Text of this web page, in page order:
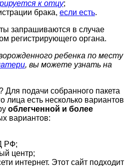
к отцу;
брака, если есть.
запрашиваются в случае
регистрирующего органа.
ребенка по месту
, вы можете узнать на
Для подачи собранного пакета
лица есть несколько вариантов
облегченной и более
вариантов:
РФ;
центр;
интернет. Этот сайт подходит